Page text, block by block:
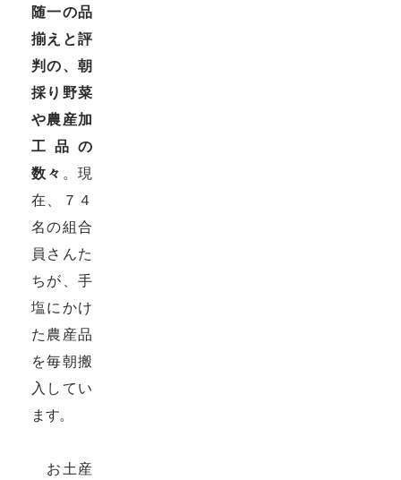
随一の品
揃えと評
判の、朝
採り野菜
や農産加
工品の
数々 。現
在、７４
名の組合
員さんた
ちが、手
塩にかけ
た農産品
を毎朝搬
入してい
ます。
お土産